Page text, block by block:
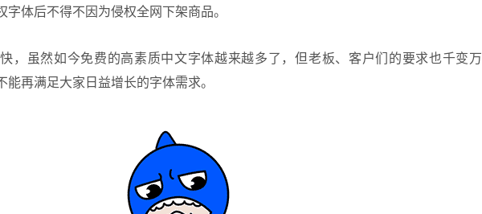
体后不得不因为侵权全网下架商品。
，虽然如今免费的高素质中文字体越来越多了，但老板、客户们的要求也千变万
再满足大家日益增长的字体需求。